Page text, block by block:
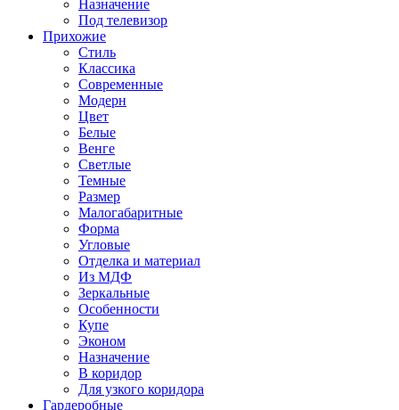
Назначение
Под телевизор
Прихожие
Стиль
Классика
Современные
Модерн
Цвет
Белые
Венге
Светлые
Темные
Размер
Малогабаритные
Форма
Угловые
Отделка и материал
Из МДФ
Зеркальные
Особенности
Купе
Эконом
Назначение
В коридор
Для узкого коридора
Гардеробные